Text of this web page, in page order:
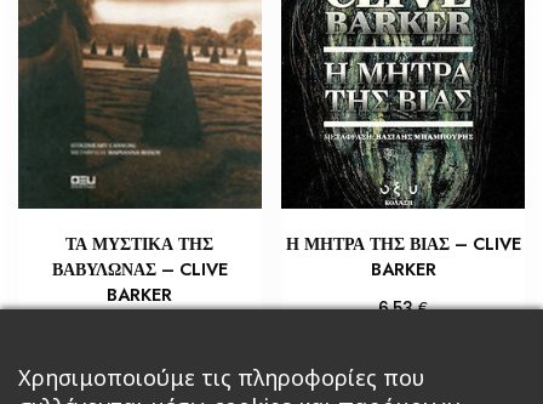
ΤΑ ΜΥΣΤΙΚΑ ΤΗΣ
ΒΑΒΥΛΩΝΑΣ – CLIVE
BARKER
Προσθήκη στο καλάθι
Η ΜΗΤΡΑ ΤΗΣ ΒΙΑΣ – CLIVE
BARKER
6,53€
Χρησιμοποιούμε τις πληροφορίες που